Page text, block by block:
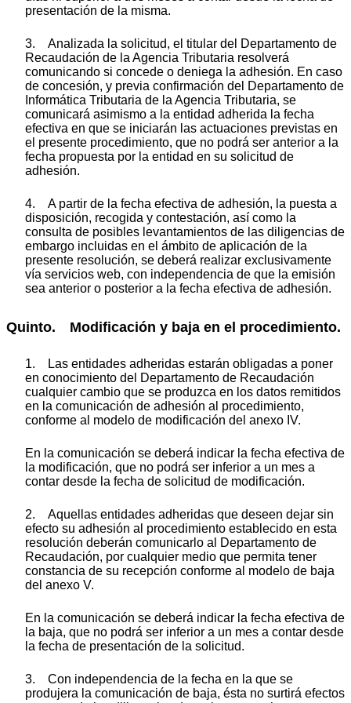
presentación de la misma.
3. Analizada la solicitud, el titular del Departamento de
Recaudación de la Agencia Tributaria resolverá
comunicando si concede o deniega la adhesión. En caso
de concesión, y previa confirmación del Departamento de
Informática Tributaria de la Agencia Tributaria, se
comunicará asimismo a la entidad adherida la fecha
efectiva en que se iniciarán las actuaciones previstas en
el presente procedimiento, que no podrá ser anterior a la
fecha propuesta por la entidad en su solicitud de
adhesión.
4. A partir de la fecha efectiva de adhesión, la puesta a
disposición, recogida y contestación, así como la
consulta de posibles levantamientos de las diligencias de
embargo incluidas en el ámbito de aplicación de la
presente resolución, se deberá realizar exclusivamente
vía servicios web, con independencia de que la emisión
sea anterior o posterior a la fecha efectiva de adhesión.
Quinto. Modificación y baja en el procedimiento.
1. Las entidades adheridas estarán obligadas a poner
en conocimiento del Departamento de Recaudación
cualquier cambio que se produzca en los datos remitidos
en la comunicación de adhesión al procedimiento,
conforme al modelo de modificación del anexo IV.
En la comunicación se deberá indicar la fecha efectiva de
la modificación, que no podrá ser inferior a un mes a
contar desde la fecha de solicitud de modificación.
2. Aquellas entidades adheridas que deseen dejar sin
efecto su adhesión al procedimiento establecido en esta
resolución deberán comunicarlo al Departamento de
Recaudación, por cualquier medio que permita tener
constancia de su recepción conforme al modelo de baja
del anexo V.
En la comunicación se deberá indicar la fecha efectiva de
la baja, que no podrá ser inferior a un mes a contar desde
la fecha de presentación de la solicitud.
3. Con independencia de la fecha en la que se
produjera la comunicación de baja, ésta no surtirá efectos